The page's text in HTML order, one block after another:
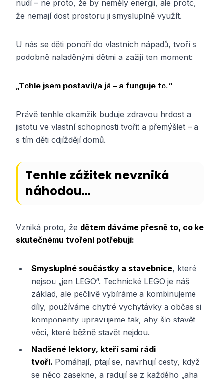
nudí – ne proto, že by neměly energii, ale proto,
že nemají dost prostoru ji smysluplně využít.
U nás se děti ponoří do vlastních nápadů, tvoří s
podobně naladěnými dětmi a zažijí ten moment:
„Tohle jsem postavil/a já – a funguje to.“
Právě tenhle okamžik buduje zdravou hrdost a
jistotu ve vlastní schopnosti tvořit a přemýšlet – a
s tím děti odjíždějí domů.
Tenhle zážitek nevzniká
náhodou…
Vzniká proto, že dětem dáváme přesně to, co ke
skutečnému tvoření potřebují:
Smysluplné součástky a stavebnice, které
nejsou „jen LEGO“. Technické LEGO je náš
základ, ale pečlivě vybíráme a kombinujeme
díly, používáme chytré vychytávky a občas si
komponenty upravujeme tak, aby šlo stavět
věci, které běžně stavět nejdou.
Nadšené lektory, kteří sami rádi
tvoří. Pomáhají, ptají se, navrhují cesty, když
se něco zasekne, a radují se z každého „aha